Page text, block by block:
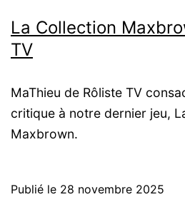
La Collection
TV
MaThieu de Rôliste TV
critique à notre dernier jeu,
Maxbrown.
Publié le 28 novembre 2025